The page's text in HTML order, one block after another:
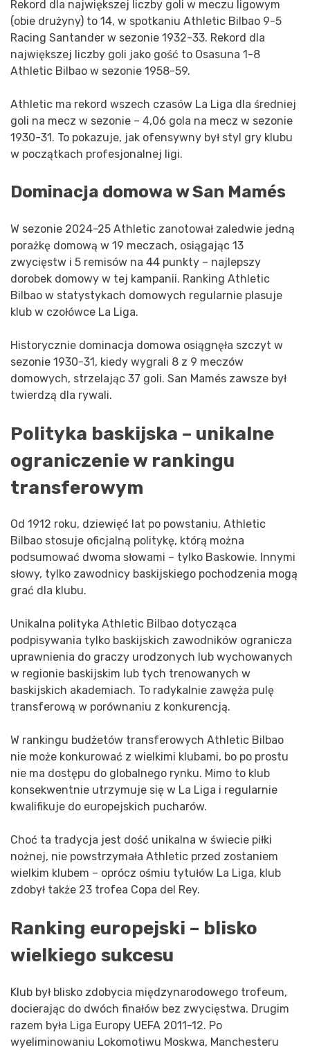
Rekord dla największej liczby goli w meczu ligowym
(obie drużyny) to 14, w spotkaniu Athletic Bilbao 9-5
Racing Santander w sezonie 1932-33. Rekord dla
największej liczby goli jako gość to Osasuna 1-8
Athletic Bilbao w sezonie 1958-59.
Athletic ma rekord wszech czasów La Liga dla średniej
goli na mecz w sezonie – 4,06 gola na mecz w sezonie
1930-31. To pokazuje, jak ofensywny był styl gry klubu
w początkach profesjonalnej ligi.
Dominacja domowa w San Mamés
W sezonie 2024-25 Athletic zanotował zaledwie jedną
porażkę domową w 19 meczach, osiągając 13
zwycięstw i 5 remisów na 44 punkty – najlepszy
dorobek domowy w tej kampanii. Ranking Athletic
Bilbao w statystykach domowych regularnie plasuje
klub w czołówce La Liga.
Historycznie dominacja domowa osiągnęła szczyt w
sezonie 1930-31, kiedy wygrali 8 z 9 meczów
domowych, strzelając 37 goli. San Mamés zawsze był
twierdzą dla rywali.
Polityka baskijska – unikalne
ograniczenie w rankingu
transferowym
Od 1912 roku, dziewięć lat po powstaniu, Athletic
Bilbao stosuje oficjalną politykę, którą można
podsumować dwoma słowami – tylko Baskowie. Innymi
słowy, tylko zawodnicy baskijskiego pochodzenia mogą
grać dla klubu.
Unikalna polityka Athletic Bilbao dotycząca
podpisywania tylko baskijskich zawodników ogranicza
uprawnienia do graczy urodzonych lub wychowanych
w regionie baskijskim lub tych trenowanych w
baskijskich akademiach. To radykalnie zawęża pulę
transferową w porównaniu z konkurencją.
W rankingu budżetów transferowych Athletic Bilbao
nie może konkurować z wielkimi klubami, bo po prostu
nie ma dostępu do globalnego rynku. Mimo to klub
konsekwentnie utrzymuje się w La Liga i regularnie
kwalifikuje do europejskich pucharów.
Choć ta tradycja jest dość unikalna w świecie piłki
nożnej, nie powstrzymała Athletic przed zostaniem
wielkim klubem – oprócz ośmiu tytułów La Liga, klub
zdobył także 23 trofea Copa del Rey.
Ranking europejski – blisko
wielkiego sukcesu
Klub był blisko zdobycia międzynarodowego trofeum,
docierając do dwóch finałów bez zwycięstwa. Drugim
razem była Liga Europy UEFA 2011-12. Po
wyeliminowaniu Lokomotiwu Moskwa, Manchesteru